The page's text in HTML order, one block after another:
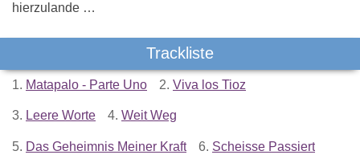
hierzulande …
Trackliste
1. Matapalo - Parte Uno 2. Viva los Tioz
3. Leere Worte 4. Weit Weg
5. Das Geheimnis Meiner Kraft 6. Scheisse Passiert